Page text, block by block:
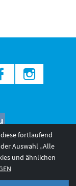
fortlaufend
Auswahl „Alle
und ähnlichen